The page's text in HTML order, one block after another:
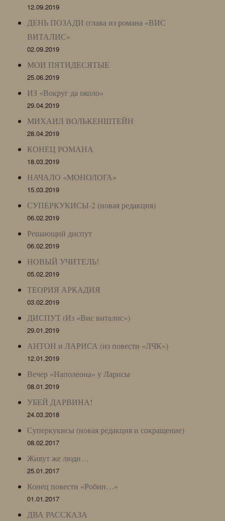
12.09.2019
ДЕНЬ ПОЗАДИ (глава из романа «ВИС
ВИТАЛИС»
02.09.2019
МОИ ПЯТИДЕСЯТЫЕ
25.06.2019
ИЗ «Вокруг да около»
29.04.2019
МИХАИЛ ВОЛЬКЕНШТЕЙН
28.04.2019
КОНЕЦ РОМАНА
18.03.2019
НАЧАЛО «МОНОЛОГА»
15.03.2019
СУПЕРКУКИСЫ-2 (новая редакция)
06.02.2019
Решающий диспут
06.02.2019
НОВЫЙ УЧИТЕЛЬ!
05.02.2019
ТЕОРИЯ АРКАДИЯ
03.02.2019
ДИСПУТ (Из «Вис виталис»)
29.01.2019
АНТОН и ЛАРИСА (из повести «ЛЧК»)
12.01.2019
Вечер «Наполеона» у Ларисы
08.01.2019
УБЕЙ ДАРВИНА!
24.03.2018
Суперкукисы (новая редакция и сокращение)
08.02.2017
Живут же люди…
25.01.2017
Конец повести «Робин…»
01.01.2017
ДВА РАССКАЗА